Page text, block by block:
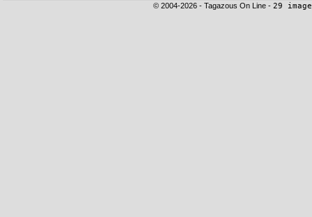
© 2004-2026 - Tagazous On Line - 29